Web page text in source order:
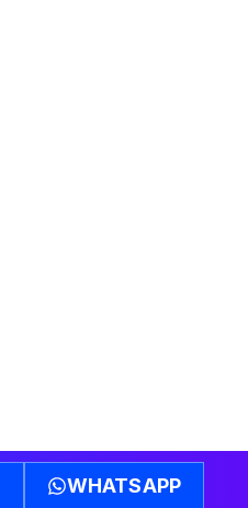
WHATSAPP